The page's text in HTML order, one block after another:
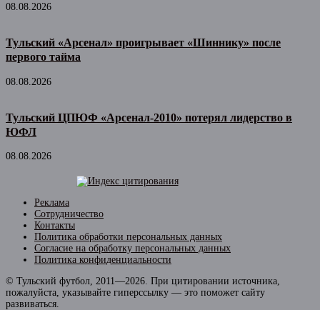
08.08.2026
Тульский «Арсенал» проигрывает «Шиннику» после
первого тайма
08.08.2026
Тульский ЦПЮФ «Арсенал-2010» потерял лидерство в
ЮФЛ
08.08.2026
Реклама
Сотрудничество
Контакты
Политика обработки персональных данных
Согласие на обработку персональных данных
Политика конфиденциальности
© Тульский футбол, 2011—2026. При цитировании источника,
пожалуйста, указывайте гиперссылку — это поможет сайту
развиваться.